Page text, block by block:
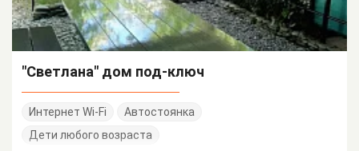
"Светлана" дом под-ключ
Интернет Wi-Fi
Автостоянка
Дети любого возраста